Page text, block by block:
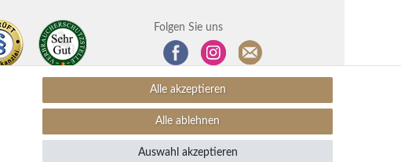
Folgen Sie uns
Alle akzeptieren
Alle ablehnen
Auswahl akzeptieren